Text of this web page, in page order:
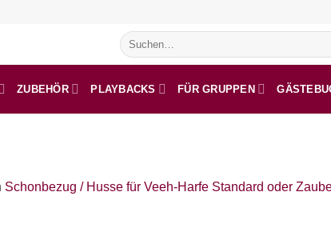
Suchen
nach:
ZUBEHÖR PLAYBACKS FÜR GRUPPEN
Schonbezug / Husse für Veeh-Harfe Standard oder